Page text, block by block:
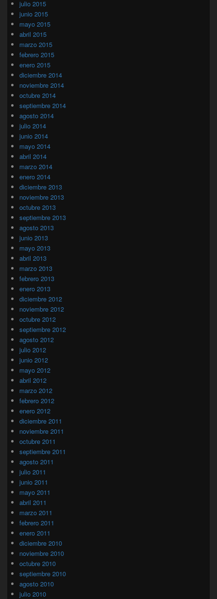
julio 2015
junio 2015
mayo 2015
abril 2015
marzo 2015
febrero 2015
enero 2015
diciembre 2014
noviembre 2014
octubre 2014
septiembre 2014
agosto 2014
julio 2014
junio 2014
mayo 2014
abril 2014
marzo 2014
enero 2014
diciembre 2013
noviembre 2013
octubre 2013
septiembre 2013
agosto 2013
junio 2013
mayo 2013
abril 2013
marzo 2013
febrero 2013
enero 2013
diciembre 2012
noviembre 2012
octubre 2012
septiembre 2012
agosto 2012
julio 2012
junio 2012
mayo 2012
abril 2012
marzo 2012
febrero 2012
enero 2012
diciembre 2011
noviembre 2011
octubre 2011
septiembre 2011
agosto 2011
julio 2011
junio 2011
mayo 2011
abril 2011
marzo 2011
febrero 2011
enero 2011
diciembre 2010
noviembre 2010
octubre 2010
septiembre 2010
agosto 2010
julio 2010